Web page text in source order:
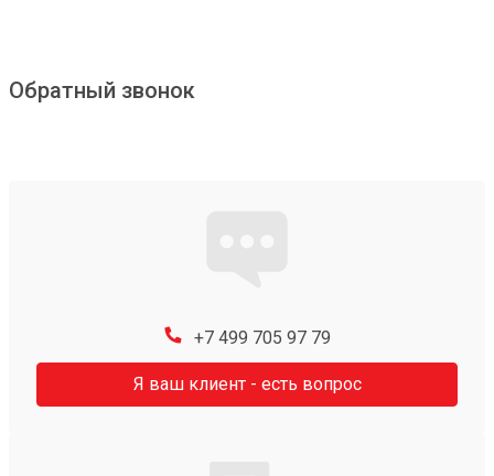
Обратный звонок
+7 499 705 97 79
Я ваш клиент - есть вопрос